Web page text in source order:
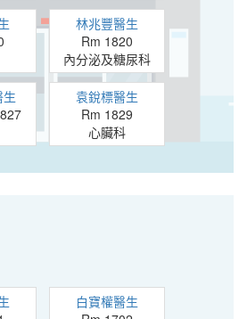
林兆豐醫生
Rm 1820
內分泌及糖尿科
袁銳標醫生
Rm 1829
心臟科
白寶權醫生